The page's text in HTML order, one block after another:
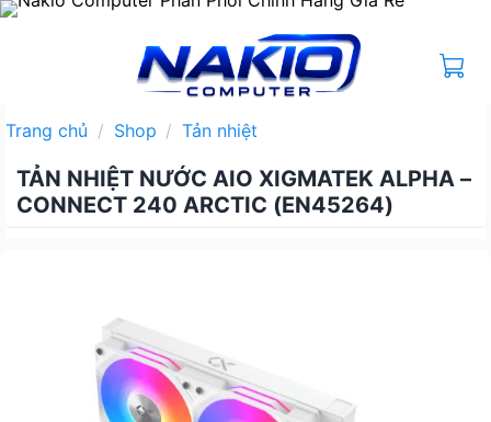
Bỏ
Trang chủ / Shop / Tản nhiệt
TẢN NHIỆT NƯỚC AIO XIGMATEK ALPHA –
CONNECT 240 ARCTIC (EN45264)